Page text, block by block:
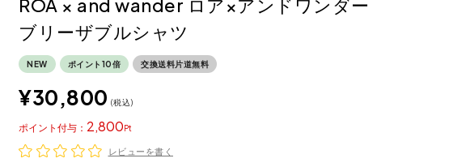
ブリーザブルシャツ
NEW ポイント10倍 交換送料片道無料
¥30,800 税込
2,800
ポイント
レビューを書く